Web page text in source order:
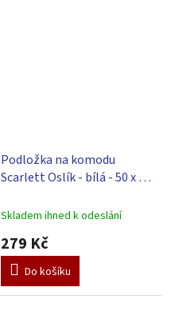
Podložka na komodu
Scarlett Oslík - bílá - 50 x 72
Skladem ihned k odeslání
279 Kč
Do košíku